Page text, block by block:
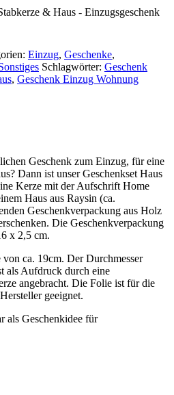
& Haus - Einzugsgeschenk
Einzug, Geschenke,
Schlagwörter: Geschenk
, Geschenk Einzug Wohnung
Geschenk zum Einzug, für eine
Dann ist unser Geschenkset Haus
Kerze mit der Aufschrift Home
Haus aus Raysin (ca.
Geschenkverpackung aus Holz
Die Geschenkverpackung
x 2,5 cm.
ca. 19cm. Der Durchmesser
als Aufdruck durch eine
angebracht. Die Folie ist für die
geeignet.
als Geschenkidee für